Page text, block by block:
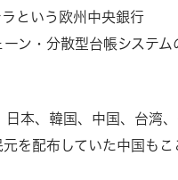
という欧州中央銀行
ン・分散型台帳システム
本、韓国、中国、台湾
を配布していた中国もこ